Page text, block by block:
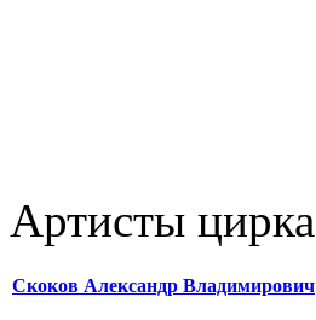
Артисты цирка
Скоков Александр Владимирович